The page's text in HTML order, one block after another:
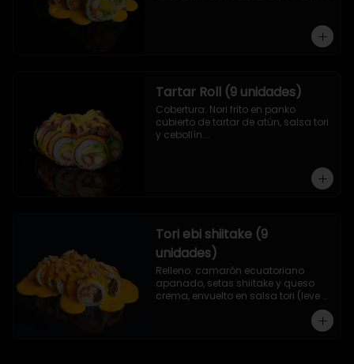
Tartar Roll (9 unidades)
Cobertura: Nori frito en panko
cubierto de tartar de atún, salsa tori
y cebollín.
Tori ebi shiitake (9
unidades)
Relleno: camarón ecuatoriano
apanado, setas shiitake y queso
crema, envuelto en salsa tori (leve